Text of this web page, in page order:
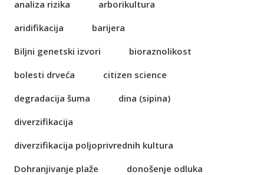
analiza rizika
arborikultura
aridifikacija
barijera
Biljni genetski izvori
bioraznolikost
bolesti drveća
citizen science
degradacija šuma
dina (sipina)
diverzifikacija
diverzifikacija poljoprivrednih kultura
Dohranjivanje plaže
donošenje odluka